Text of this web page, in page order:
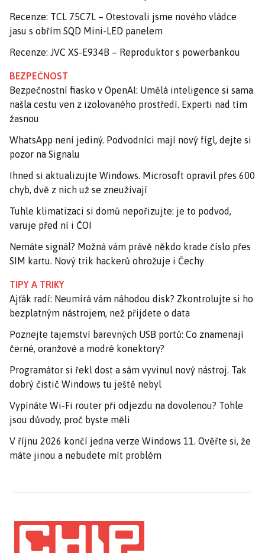
Recenze: TCL 75C7L – Otestovali jsme nového vládce
jasu s obřím SQD Mini-LED panelem
Recenze: JVC XS-E934B – Reproduktor s powerbankou
BEZPEČNOST
Bezpečnostní fiasko v OpenAI: Umělá inteligence si sama
našla cestu ven z izolovaného prostředí. Experti nad tím
žasnou
WhatsApp není jediný. Podvodníci mají nový fígl, dejte si
pozor na Signalu
Ihned si aktualizujte Windows. Microsoft opravil přes 600
chyb, dvě z nich už se zneužívají
Tuhle klimatizaci si domů nepořizujte: je to podvod,
varuje před ní i ČOI
Nemáte signál? Možná vám právě někdo krade číslo přes
SIM kartu. Nový trik hackerů ohrožuje i Čechy
TIPY A TRIKY
Ajťák radí: Neumírá vám náhodou disk? Zkontrolujte si ho
bezplatným nástrojem, než přijdete o data
Poznejte tajemství barevných USB portů: Co znamenají
černé, oranžové a modré konektory?
Programátor si řekl dost a sám vyvinul nový nástroj. Tak
dobrý čistič Windows tu ještě nebyl
Vypínáte Wi-Fi router při odjezdu na dovolenou? Tohle
jsou důvody, proč byste měli
V říjnu 2026 končí jedna verze Windows 11. Ověřte si, že
máte jinou a nebudete mít problém